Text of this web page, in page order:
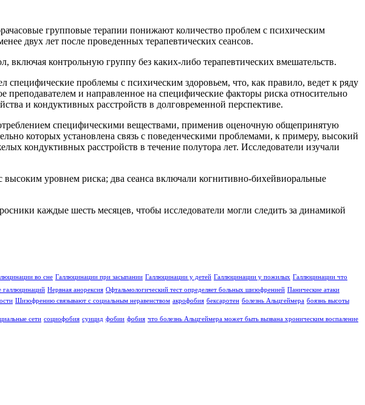
групповые терапии понижают количество проблем с психическим
двух лет после проведенных терапевтических сеансов.
контрольную группу без каких-либо терапевтических вмешательств.
проблемы с психическим здоровьем, что, как правило, ведет к ряду
преподавателем и направленное на специфические факторы риска относительно
и кондуктивных расстройств в долговременной перспективе.
специфическими веществами, применив оценочную общепринятую
которых установлена связь с поведенческими проблемами, к примеру, высокий
кондуктивных расстройств в течение полутора лет. Исследователи изучали
уровнем риска; два сеанса включали когнитивно-бихейвиоральные
каждые шесть месяцев, чтобы исследователи могли следить за динамикой
во сне Галлюцинации при засыпании Галлюцинации у детей Галлюцинации у пожилых Галлюцинации что
галлюцинаций Нервная анорексия Офтальмологический тест определяет больных шизофренией Панические атаки
Шизофрению связывают с социальным неравенством акрофобия бексаротен болезнь Альцгеймера боязнь высоты
сети социофобия суицид фобии фобия что болезнь Альцгеймера может быть вызвана хроническим воспаление